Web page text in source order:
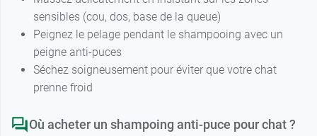
sensibles (cou, dos, base de la queue)
Peignez le pelage pendant le shampooing avec un
peigne anti-puces
Séchez soigneusement pour éviter que votre chat
prenne froid
Où acheter un shampoing anti-puce pour chat ?